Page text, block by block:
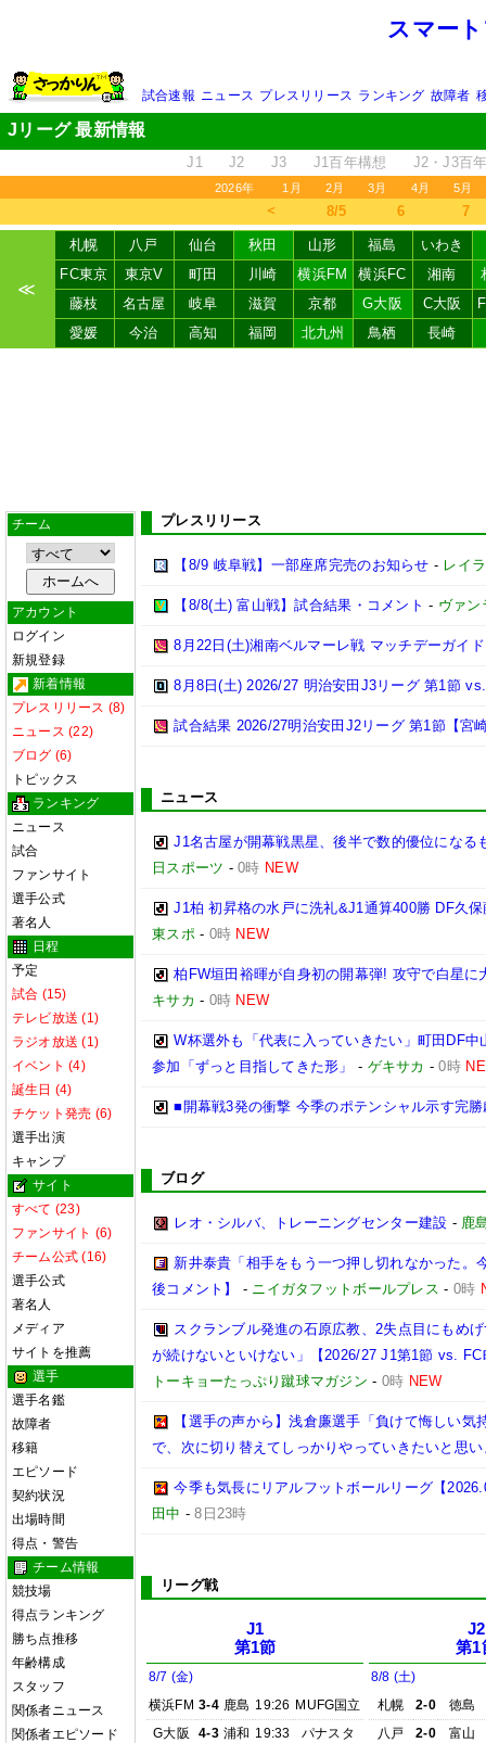
スマー
試合速報 ニュース プレスリリース ランキング 故障者
Jリーグ 最新情報
J1 J2 J3 J1百年構想 J2・J3百
2026年 1月 2月 3月 4月 5月
＜ 8/5 6 7
≪
札幌 八戸 仙台 秋田 山形 福島
いわき
FC東京
東京V 町田 川崎 横浜FM 横浜FC 湘南
藤枝
名古屋 岐阜 滋賀 京都 G大阪 C大阪
愛媛
今治 高知 福岡 北九州 鳥栖 長崎
チーム
アカウント
ログイン
新規登録
新着情報
プレスリリース (8)
ニュース (22)
ブログ (6)
トピックス
ランキング
ニュース
試合
ファンサイト
選手公式
著名人
日程
予定
試合 (15)
テレビ放送 (1)
ラジオ放送 (1)
イベント (4)
誕生日 (4)
チケット発売 (6)
選手出演
キャンプ
サイト
すべて (23)
ファンサイト (6)
チーム公式 (16)
選手公式
著名人
メディア
サイトを推薦
選手
選手名鑑
故障者
移籍
エピソード
契約状況
出場時間
得点・警告
チーム情報
競技場
得点ランキング
勝ち点推移
年齢構成
スタッフ
関係者ニュース
関係者エピソード
プレスリリース
【8/9 岐阜戦】一部座席完売のお知らせ - レイ
【8/8(土) 富山戦】試合結果・コメント - ヴァン
8月22日(土)湘南ベルマーレ戦 マッチデーガイド
8月8日(土) 2026/27 明治安田J3リーグ 第1節
試合結果 2026/27明治安田J2リーグ 第1節【宮
ニュース
J1名古屋が開幕戦黒星、後半で数的優位にな
日スポーツ -0時 NEW
J1柏 初昇格の水戸に洗礼&J1通算400勝 DF久
東スポ- 0時 NEW
柏FW垣田裕暉が自身初の開幕弾! 攻守で白星
キサカ - 0時 NEW
W杯選外も「代表に入っていきたい」町田DF
参加「ずっと目指してきた形」
- ゲキサカ -0時
■開幕戦3発の衝撃 今季のポテンシャル示す完勝
ブログ
レオ・シルバ、トレーニングセンター建設 - 鹿
新井泰貴「相手をもう一つ押し切れなかった
後コメント】
- ニイガタフットボールプレス - 0時
スクランブル発進の石原広教、2失点目にもめ
が続けないといけない」【2026/27 J1第1節 vs.
トーキョーたっぷり蹴球マガジン - 0時 NEW
【選手の声から】浅倉廉選手「負けて悔しい
で、次に切り替えてしっかりやっていきたいと思
今季も気長にリアルフットボールリーグ【
田中 -8日23時
リーグ戦
J1
第1節
8/7 (金)
横浜FM 3-4 鹿島 19:26 MUFG国立
G大阪
4-3 浦和 19:33
パナスタ
J2
第1
8/8 (土)
札幌
2-0
徳島
八戸
2-0
富山